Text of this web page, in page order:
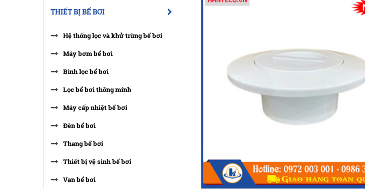
THIẾT BỊ BỂ BƠI
Hệ thống lọc và khử trùng bể bơi
Máy bơm bể bơi
Bình lọc bể bơi
Lọc bể bơi thông minh
Máy cấp nhiệt bể bơi
Đèn bể bơi
Thang bể bơi
Thiết bị vệ sinh bể bơi
Van bể bơi